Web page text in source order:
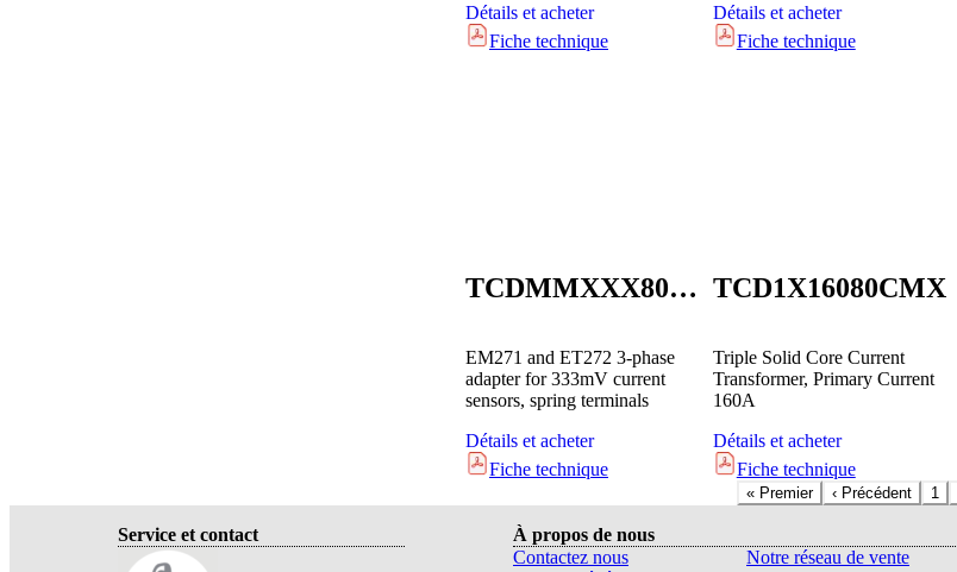
Détails et acheter
Fiche technique
Détails et acheter
Fiche technique
TCDMMXXX80CMX
EM271 and ET272 3-phase
adapter for 333mV current
sensors, spring terminals
Détails et acheter
Fiche technique
TCD1X16080CMX
Triple Solid Core Current
Transformer, Primary Current
160A
Détails et acheter
Fiche technique
« Premier ‹ Précédent 1
Service et contact
À propos de nous
Contactez nous
Notre réseau de vente